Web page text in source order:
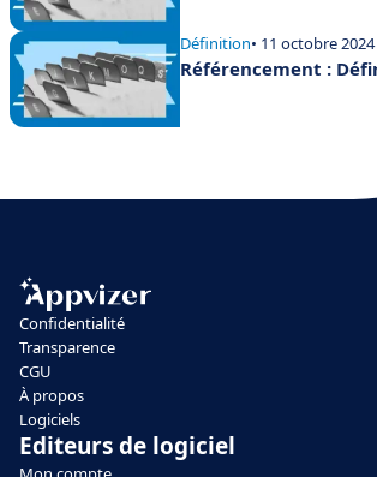
Définition• 11 octobre 2024
Référencement :
Confidentialité
Transparence
CGU
À propos
Logiciels
Editeurs de logiciel